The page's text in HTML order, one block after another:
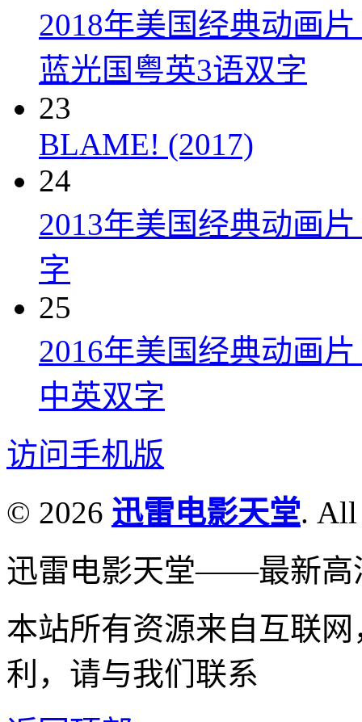
2018年美国经典动画
蓝光国粤英3语双字
23
BLAME! (2017)
24
2013年美国经典动画
字
25
2016年美国经典动画
中英双字
访问手机版
© 2026 迅雷电影天堂. All
迅雷电影天堂——最新高
本站所有资源来自互联
利，请与我们联系